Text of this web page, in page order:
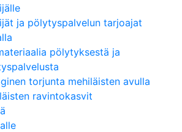
ja pölytyspalvelun tarjoajat
pölytyksestä ja
torjunta mehiläisten avulla
ravintokasvit